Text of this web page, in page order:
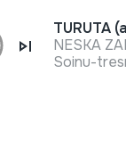
TURUTA
NESKA
Soinu-